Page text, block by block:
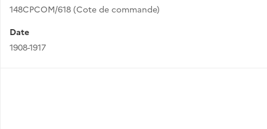
148CPCOM/618 (Cote de commande)
Date
1908-1917